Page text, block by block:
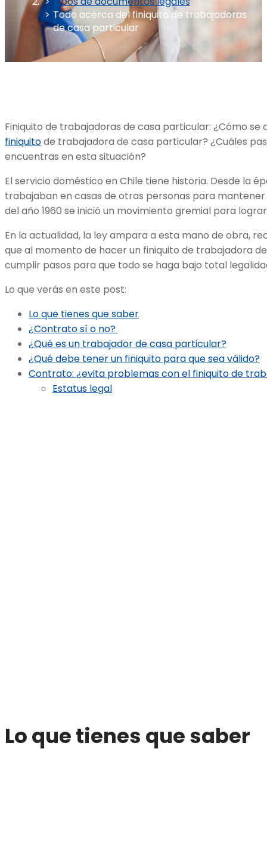
Todo acerca del finiquito de trabajadoras
de casa particular
Finiquito de trabajadoras de casa particular: ¿Cómo
finiquitode trabajadora de casa particular? ¿Cuáles
encuentras en esta situación?
El servicio doméstico en Chile tiene historia. Desde la
trabajaban en casas de otras personas para
del año 1960 se inició un movimiento gremial para
En la actualidad, la ley ampara a esta mano de obra,
que al momento de hacer un finiquito de trabajadora
cumplir pasos para que todo se haga bajo total
Lo que verás en este post:
Lo que tienes que saber
¿Contrato sí o no?
¿Qué es un trabajador de casa particular?
¿Qué debe tener un finiquito para que sea válido?
Contrato: ¿evita problemas con el finiquito de
Estatus legal
Lo que tienes que saber